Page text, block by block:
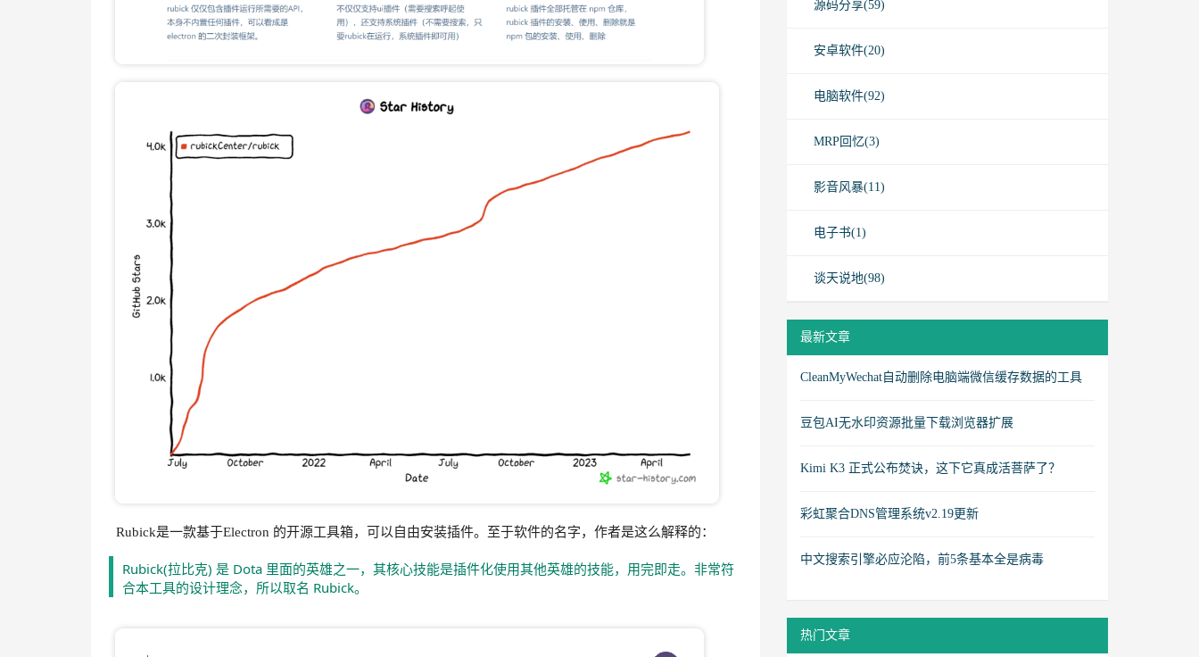
Rubick是一款基于Electron 的开源工具箱，可以自由安装插件。至于软件的名字，作者是这么解释的：
Rubick(拉比克) 是 Dota 里面的英雄之一，其核心技能是插件化使用其他英雄的技能，用完即走。非常符
合本工具的设计理念，所以取名 Rubick。
源码分享(59)
安卓软件(20)
电脑软件(92)
MRP回忆(3)
影音风暴(11)
电子书(1)
谈天说地(98)
最新文章
CleanMyWechat自动删除电脑端微信缓存数据的工具
豆包AI无水印资源批量下载浏览器扩展
Kimi K3 正式公布焚诀，这下它真成活菩萨了？
彩虹聚合DNS管理系统v2.19更新
中文搜索引擎必应沦陷，前5条基本全是病毒
热门文章